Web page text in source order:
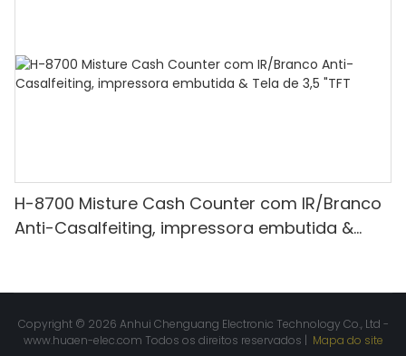
H-8700 Misture Cash Counter com IR/Branco
Anti-Casalfeiting, impressora embutida &
Copyright © 2026 Anhui Chenguang Electronic Technology Co., Ltd -
www.huaen-elec.com Todos os direitos reservados | Mapa do site